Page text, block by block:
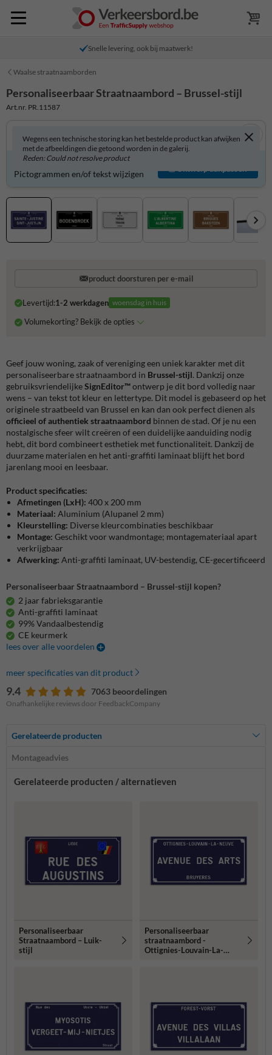
Snelle levering, ook bij maatwerk!
Waalse straatnaamborden
Personaliseerbaar Straatnaambord – Brussel-stijl
Art.nr. PR.11587
Wegens een technische storing kan het bestelde product kan afwijken
met de afbeeldingen die getoond worden in de galerij.
Reden: Could not resolve product
Product zelf aanpassen?
Pictogrammen en/of tekst wijzigen
Ontwerp aanpassen
product doorsturen per e-mail
Levertijd:1-2 werkdagen woensdag in huis
Volumekorting? Bekijk de opties
Geef jouw woning, zaak of vereniging een uniek karakter met dit
personaliseerbare straatnaambord in Brussel-stijl. Dankzij onze
gebruiksvriendelijkeSignEditor™ontwerp je dit bord volledig naar
wens – van tekst tot kleur en lettertype. Dit model is gebaseerd op het
originele straatbeeld van Brussel en kan dan ook perfect dienen als
officieel of authentiek straatnaambord binnen de stad. Of je nu een
nostalgische sfeer wilt creëren of een duidelijke aanduiding nodig
hebt, dit bord combineert esthetiek met functionaliteit. Dankzij de
duurzame materialen en het anti-graffiti laminaat blijft het bord
jarenlang mooi en leesbaar.
Product specificaties:
Afmetingen (LxH): 400 x 200 mm
Materiaal: Aluminium (Alupanel 2 mm)
Kleurstelling: Diverse kleurcombinaties beschikbaar
Montage: Geschikt voor wandmontage; montagemateriaal apart
verkrijgbaar
Afwerking: Anti-graffiti laminaat, UV-bestendig, CE-gecertificeerd
Personaliseerbaar Straatnaambord – Brussel-stijl kopen?
2 jaar fabrieksgarantie
Anti-graffiti laminaat
99% Vandaalbestendig
CE keurmerk
lees over alle voordelen
meer specificaties van dit product
9.4 7063 beoordelingen
Onafhankelijke reviews door FeedbackCompany
Gerelateerde producten
Montageadvies
Gerelateerde producten / alternatieven
Personaliseerbaar
Straatnaambord – Luik-
stijl
Personaliseerbaar
straatnaambord -
Ottignies-Louvain-La-